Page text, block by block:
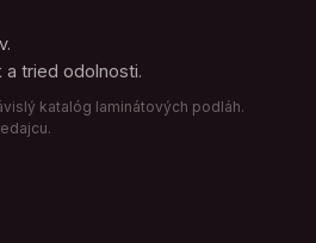
a tried odolnosti.
katalóg laminátových podláh.